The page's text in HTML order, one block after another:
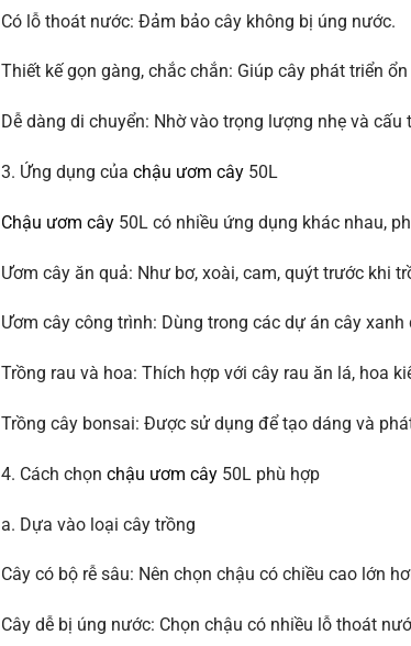
Có lỗ thoát nước: Đảm bảo cây không bị úng nước.
Thiết kế gọn gàng, chắc chắn: Giúp cây phát triển
Dễ dàng di chuyển: Nhờ vào trọng lượng nhẹ và cấu
3. Ứng dụng của chậu ươm cây50L
Chậu ươm cây50L có nhiều ứng dụng khác nhau,
Ươm cây ăn quả: Như bơ, xoài, cam, quýt trước khi
Ươm cây công trình: Dùng trong các dự án cây
Trồng rau và hoa: Thích hợp với cây rau ăn lá, hoa
Trồng cây bonsai: Được sử dụng để tạo dáng và
4. Cách chọn chậu ươm cây50L phù hợp
a. Dựa vào loại cây trồng
Cây có bộ rễ sâu: Nên chọn chậu có chiều cao lớn
Cây dễ bị úng nước: Chọn chậu có nhiều lỗ thoát